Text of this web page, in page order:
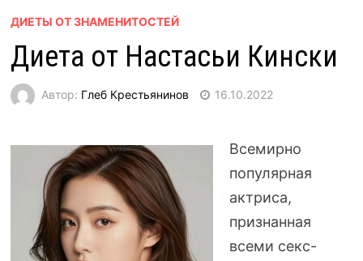
ДИЕТЫ ОТ ЗНАМЕНИТОСТЕЙ
Диета от Настасьи Кински
Автор: Глеб Крестьянинов 16.10.2022
Всемирно
популярная
актриса,
признанная
всеми секс-